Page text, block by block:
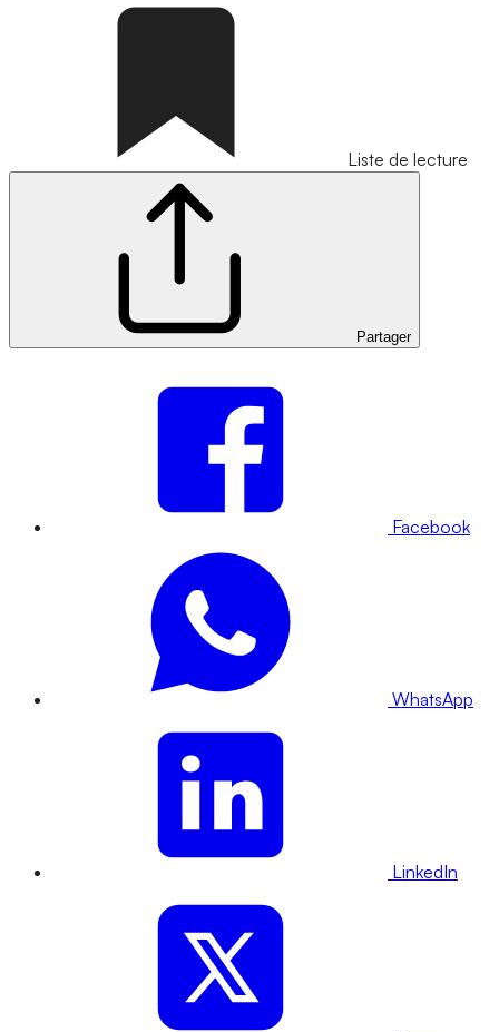
Liste de lecture
Partager
Facebook
WhatsApp
LinkedIn